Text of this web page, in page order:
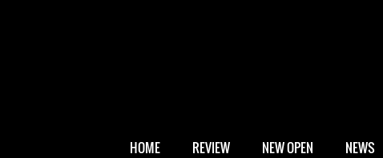
HOME REVIEW NEW OPEN NEWS